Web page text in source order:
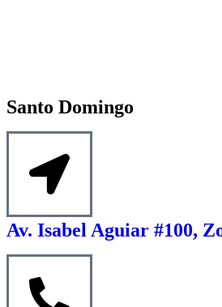
Santo Domingo
Av. Isabel Aguiar #100,